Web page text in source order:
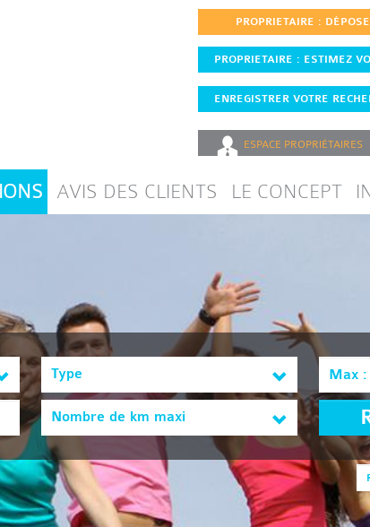
PROPRIETAIRE :
PROPRIETAIRE : ESTIMEZ
ENREGISTRER VOTRE
ESPACE PROPRIÉTAIRES
AVIS DES CLIENTS LE CONCEPT
Type
Nombre de km maxi